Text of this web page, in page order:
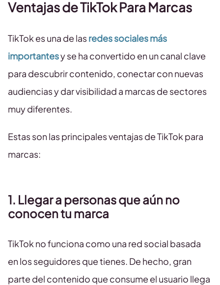
Ventajas de TikTok Para Marcas
TikTok es una de lasredes sociales más
importantesy se ha convertido en un canal clave
para descubrir contenido, conectar con nuevas
audiencias y dar visibilidad a marcas de sectores
muy diferentes.
Estas son las principales ventajas de TikTok para
marcas:
1. Llegar a personas que aún no
conocen tu marca
TikTok no funciona como una red social basada
en los seguidores que tienes. De hecho, gran
parte del contenido que consume el usuario llega